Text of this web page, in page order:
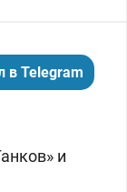
в Telegram
и